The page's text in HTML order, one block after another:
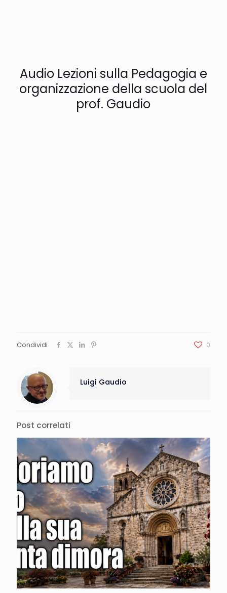
Audio Lezioni sulla Pedagogia e
organizzazione della scuola del
prof. Gaudio
Condividi 0
Luigi Gaudio
Post correlati